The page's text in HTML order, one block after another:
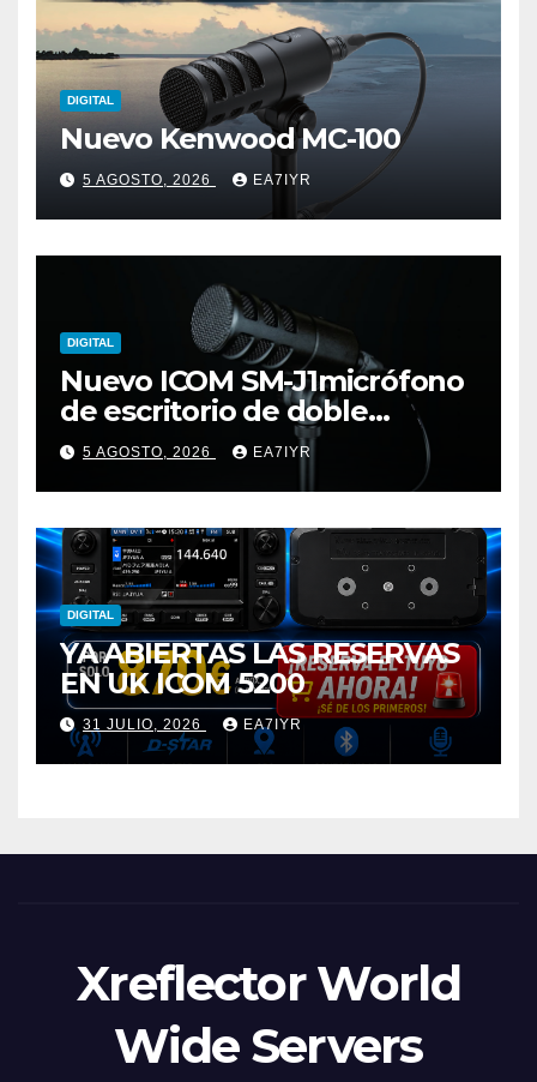
DIGITAL
Nuevo Kenwood MC-100
5 AGOSTO, 2026 EA7IYR
DIGITAL
Nuevo ICOM SM-J1micrófono
de escritorio de doble
elemento premium
5 AGOSTO, 2026 EA7IYR
DIGITAL
YA ABIERTAS LAS RESERVAS
EN UK ICOM 5200
31 JULIO, 2026 EA7IYR
Xreflector World
Wide Servers